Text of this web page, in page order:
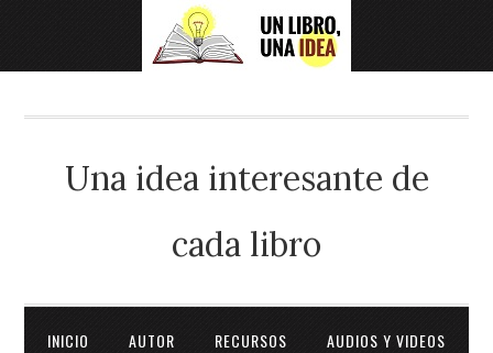
Una idea interesante de
cada libro
INICIO AUTOR RECURSOS AUDIOS Y VIDEOS